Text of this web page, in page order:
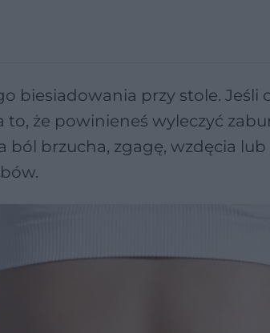
biesiadowania przy stole. Jeśli
że powinieneś wyleczyć
brzucha, zgagę, wzdęcia lub